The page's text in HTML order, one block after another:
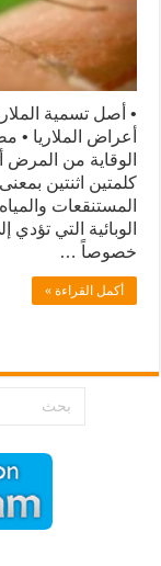
• أصل تسمية
أعراض الملاريا
الوقاية من المرض
كلمتين اثنتين
المستنقعات
الوبائية التي
خصوصاً …
أكمل القراءة »